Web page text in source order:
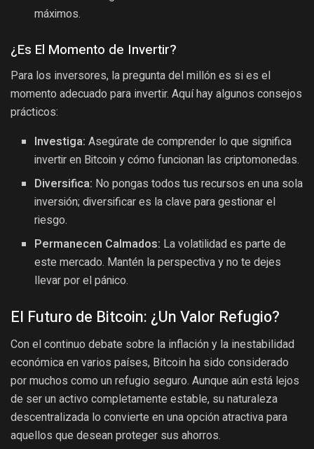
máximos.
¿Es El Momento de Invertir?
Para los inversores, la pregunta del millón es si es el
momento adecuado para invertir. Aquí hay algunos consejos
prácticos:
Investiga: Asegúrate de comprender lo que significa
invertir en Bitcoin y cómo funcionan las criptomonedas.
Diversifica: No pongas todos tus recursos en una sola
inversión; diversificar es la clave para gestionar el
riesgo.
Permanecen Calmados: La volatilidad es parte de
este mercado. Mantén la perspectiva y no te dejes
llevar por el pánico.
El Futuro de Bitcoin: ¿Un Valor Refugio?
Con el continuo debate sobre la inflación y la inestabilidad
económica en varios países, Bitcoin ha sido considerado
por muchos como un refugio seguro. Aunque aún está lejos
de ser un activo completamente estable, su naturaleza
descentralizada lo convierte en una opción atractiva para
aquellos que desean proteger sus ahorros.